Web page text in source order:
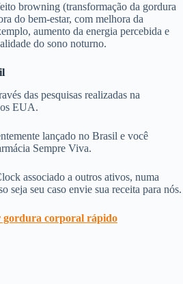
browning (transformação da gordura
do bem-estar, com melhora da
aumento da energia percebida e
do sono noturno.
das pesquisas realizadas na
EUA.
lançado no Brasil e você
Sempre Viva.
associado a outros ativos, numa
seja seu caso envie sua receita para nós.
gordura corporal rápido